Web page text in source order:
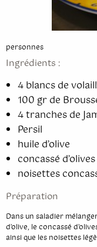
Cinquième édition
Quatrième édition
Troisième édition
Seconde édition
Première édition
personnes
Ingrédients :
4 blancs de
100 gr de
4 tranches de
Persil
huile d’olive
concassé
noisettes
Préparation
Dans un saladier
d’olive, le concassé
ainsi que les noisettes